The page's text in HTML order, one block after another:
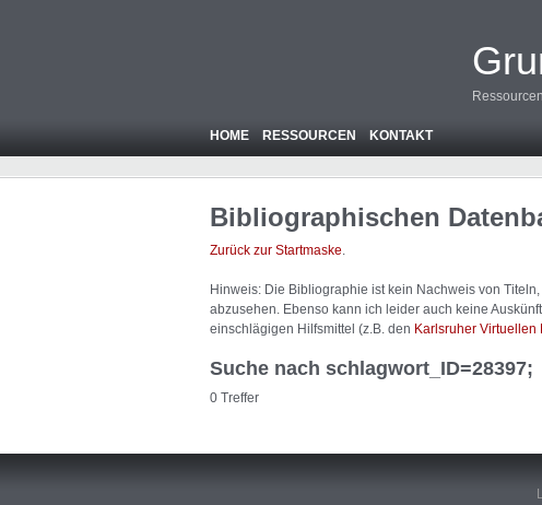
HOME RESSOURCEN KONTAKT
Bibliographischen
Zurück zur Startmaske.
Hinweis: Die Bibliographie ist kein Nachweis von
abzusehen. Ebenso kann ich leider auch keine
einschlägigen Hilfsmittel (z.B. den Karlsruher Virtuellen
Suche nach schlagwort_ID=28397;
0 Treffer